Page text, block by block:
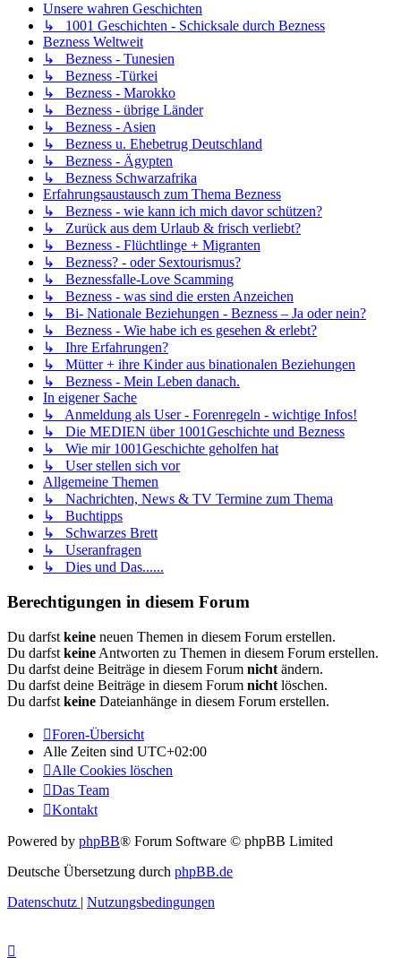
Unsere wahren Geschichten
↳ 1001 Geschichten - Schicksale durch Bezness
Bezness Weltweit
↳ Bezness - Tunesien
↳ Bezness -Türkei
↳ Bezness - Marokko
↳ Bezness - übrige Länder
↳ Bezness - Asien
↳ Bezness u. Ehebetrug Deutschland
↳ Bezness - Ägypten
↳ Bezness Schwarzafrika
Erfahrungsaustausch zum Thema Bezness
↳ Bezness - wie kann ich mich davor schützen?
↳ Zurück aus dem Urlaub & frisch verliebt?
↳ Bezness - Flüchtlinge + Migranten
↳ Bezness? - oder Sextourismus?
↳ Beznessfalle-Love Scamming
↳ Bezness - was sind die ersten Anzeichen
↳ Bi- Nationale Beziehungen - Bezness – Ja oder nein?
↳ Bezness - Wie habe ich es gesehen & erlebt?
↳ Ihre Erfahrungen?
↳ Mütter + ihre Kinder aus binationalen Beziehungen
↳ Bezness - Mein Leben danach.
In eigener Sache
↳ Anmeldung als User - Forenregeln - wichtige Infos!
↳ Die MEDIEN über 1001Geschichte und Bezness
↳ Wie mir 1001Geschichte geholfen hat
↳ User stellen sich vor
Allgemeine Themen
↳ Nachrichten, News & TV Termine zum Thema
↳ Buchtipps
↳ Schwarzes Brett
↳ Useranfragen
↳ Dies und Das......
Berechtigungen in diesem Forum
Du darfst keine neuen Themen in diesem Forum erstellen.
Du darfst keine Antworten zu Themen in diesem Forum erstellen.
Du darfst deine Beiträge in diesem Forum nicht ändern.
Du darfst deine Beiträge in diesem Forum nicht löschen.
Du darfst keine Dateianhänge in diesem Forum erstellen.
Foren-Übersicht
Alle Zeiten sind UTC+02:00
Alle Cookies löschen
Das Team
Kontakt
Powered by phpBB® Forum Software © phpBB Limited
Deutsche Übersetzung durch phpBB.de
Datenschutz | Nutzungsbedingungen